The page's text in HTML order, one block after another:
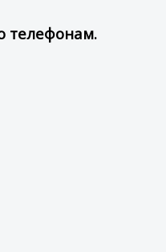
телефонам.